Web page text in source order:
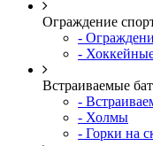
Ограждение
-
-
Встраиваемые
-
- Холмы
- Горки на